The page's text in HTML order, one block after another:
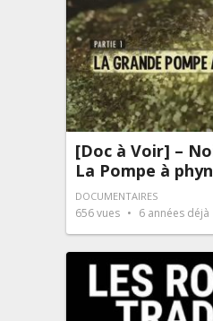
[Doc à Voir] –
La Pompe à
DOCUMENTAIRES
656vues 6 années déjà